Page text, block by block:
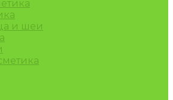
и шеи